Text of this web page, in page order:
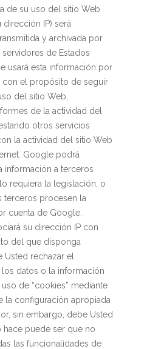
de su uso del sitio Web
IP) será
y archivada por
de Estados
usará esta información por
con el propósito de seguir
del sitio Web,
de la actividad del
otros servicios
la actividad del sitio Web
Google podrá
información a terceros
requiera la legislación, o
terceros procesen la
cuenta de Google.
su dirección IP con
del que disponga
Usted rechazar el
datos o la información
de “cookies” mediante
la configuración apropiada
sin embargo, debe Usted
hace puede ser que no
las funcionalidades de